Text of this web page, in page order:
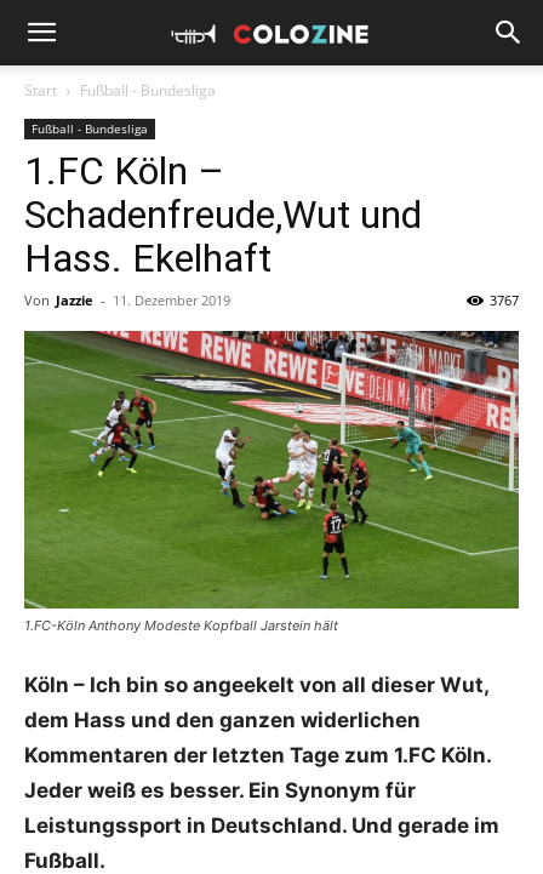
Start Fußball - Bundesliga
Fußball - Bundesliga
1.FC Köln –
Schadenfreude,Wut und
Hass. Ekelhaft
Von Jazzie - 11. Dezember 2019 3767
1.FC-Köln Anthony Modeste Kopfball Jarstein hält
Köln – Ich bin so angeekelt von all dieser Wut,
dem Hass und den ganzen widerlichen
Kommentaren der letzten Tage zum 1.FC Köln.
Jeder weiß es besser. Ein Synonym für
Leistungssport in Deutschland. Und gerade im
Fußball.